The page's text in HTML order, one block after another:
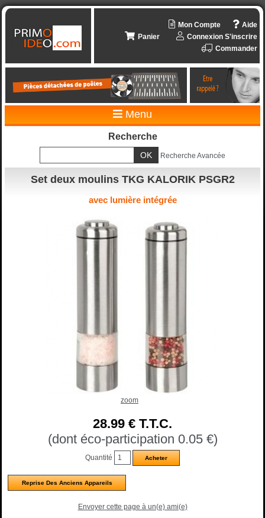
Aide
Mon Compte
Connexion S'inscrire
Panier
Commander
Menu
Recherche
Recherche Avancée
Set deux moulins TKG KALORIK PSGR2
avec lumière intégrée
zoom
28.99 € T.T.C.
(dont éco-participation 0.05 €)
Quantité
Reprise Des Anciens Appareils
Envoyer cette page à un(e) ami(e)